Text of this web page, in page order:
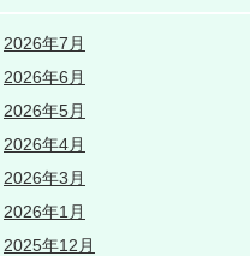
2026年7月
2026年6月
2026年5月
2026年4月
2026年3月
2026年1月
2025年12月